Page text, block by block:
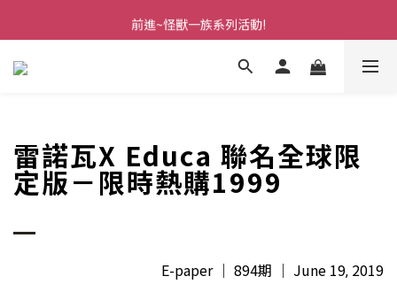
前進~怪獸一族系列活動!
前進~怪獸一族系列活動!
分享美好時光 ∣ APP好友推薦
雷諾瓦X Educa 聯名全球限
定版－限時熱購1999
E-paper ｜ 894期 ｜ June 19, 2019